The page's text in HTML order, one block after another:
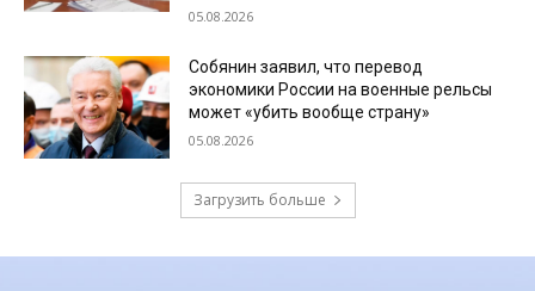
05.08.2026
Собянин заявил, что перевод
экономики России на военные рельсы
может «убить вообще страну»
05.08.2026
Загрузить больше